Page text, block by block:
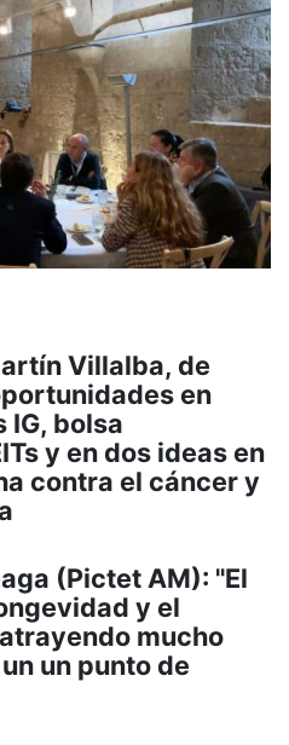
Villalba, de
en
IG, bolsa
y en dos ideas en
contra el cáncer y
(Pictet AM): "El
y el
mucho
un punto de